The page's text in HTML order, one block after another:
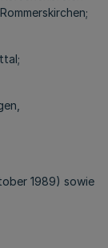
1989) sowie